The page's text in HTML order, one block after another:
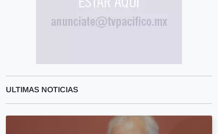
ULTIMAS NOTICIAS